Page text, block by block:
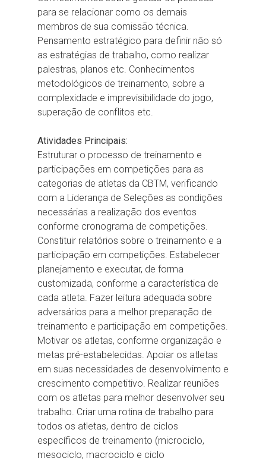
para se relacionar como os demais
membros de sua comissão técnica.
Pensamento estratégico para definir não só
as estratégias de trabalho, como realizar
palestras, planos etc. Conhecimentos
metodológicos de treinamento, sobre a
complexidade e imprevisibilidade do jogo,
superação de conflitos etc.
Atividades Principais:
Estruturar o processo de treinamento e
participações em competições para as
categorias de atletas da CBTM, verificando
com a Liderança de Seleções as condições
necessárias a realização dos eventos
conforme cronograma de competições.
Constituir relatórios sobre o treinamento e a
participação em competições. Estabelecer
planejamento e executar, de forma
customizada, conforme a característica de
cada atleta. Fazer leitura adequada sobre
adversários para a melhor preparação de
treinamento e participação em competições.
Motivar os atletas, conforme organização e
metas pré-estabelecidas. Apoiar os atletas
em suas necessidades de desenvolvimento e
crescimento competitivo. Realizar reuniões
com os atletas para melhor desenvolver seu
trabalho. Criar uma rotina de trabalho para
todos os atletas, dentro de ciclos
específicos de treinamento (microciclo,
mesociclo, macrociclo e ciclo